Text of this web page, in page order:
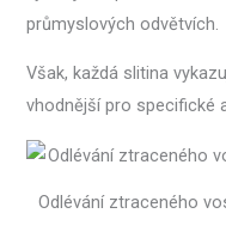
průmyslových odvětvích.
Však, každá slitina
vhodnější pro specifické
Odlévání ztraceného